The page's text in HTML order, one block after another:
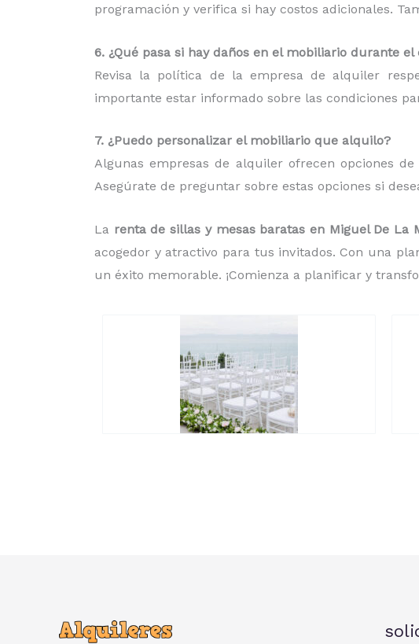
programación y verifica si hay costos adicionales.
6. ¿Qué pasa si hay daños en el mobiliario durante el
Revisa la política de la empresa de alquiler
importante estar informado sobre las condiciones
7. ¿Puedo personalizar el mobiliario que alquilo?
Algunas empresas de alquiler ofrecen opciones
Asegúrate de preguntar sobre estas opciones si
La renta de sillas y mesas baratas en Miguel De La
acogedor y atractivo para tus invitados. Con una
un éxito memorable. ¡Comienza a planificar y